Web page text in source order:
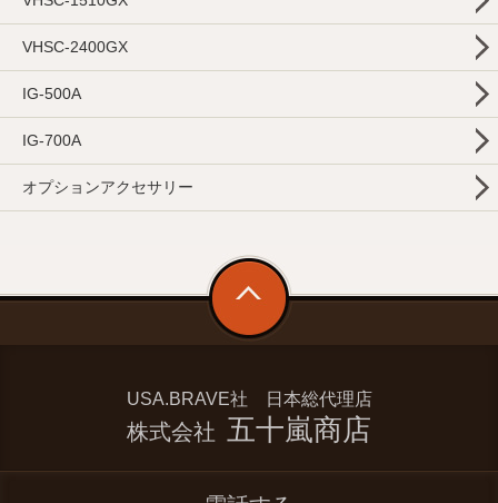
VHSC-2400GX
IG-500A
IG-700A
オプションアクセサリー
USA.BRAVE社 日本総代理店
株式会社 五十嵐商店